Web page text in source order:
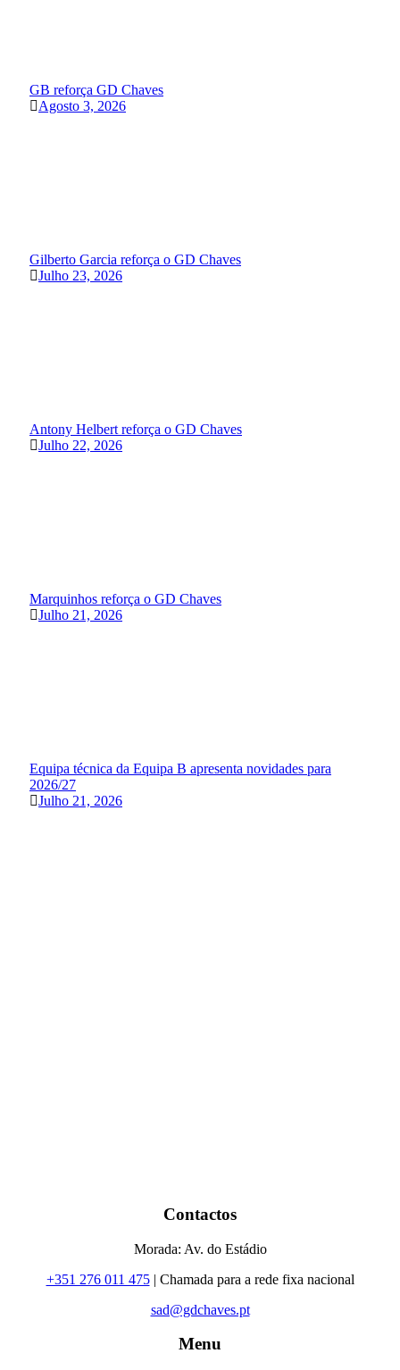
GB reforça GD Chaves
Agosto 3, 2026
Gilberto Garcia reforça o GD Chaves
Julho 23, 2026
Antony Helbert reforça o GD Chaves
Julho 22, 2026
Marquinhos reforça o GD Chaves
Julho 21, 2026
Equipa técnica da Equipa B apresenta novidades para
2026/27
Julho 21, 2026
Contactos
Morada: Av. do Estádio
+351 276 011 475| Chamada para a rede fixa nacional
sad@gdchaves.pt
Menu